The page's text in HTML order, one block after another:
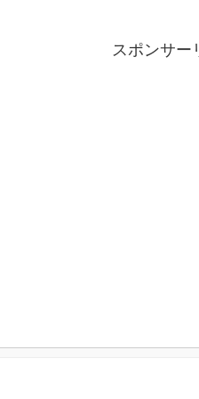
スポンサー